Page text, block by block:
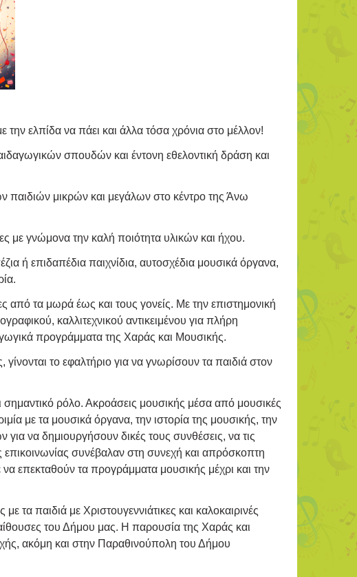
ελπίδα να πάει και άλλα τόσα χρόνια στο μέλλον!
σπουδών και έντονη εθελοντική δράση και
παιδιών μικρών και μεγάλων στο κέντρο της Άνω
με γνώμονα την καλή ποιότητα υλικών και ήχου.
ή επιδαπέδια παιχνίδια, αυτοσχέδια μουσικά όργανα,
από τα μωρά έως και τους γονείς. Με την επιστημονική
καλλιτεχνικού αντικειμένου για πλήρη
προγράμματα της Χαράς και Μουσικής.
το εφαλτήριο για να γνωρίσουν τα παιδιά στον
ρόλο. Ακροάσεις μουσικής μέσα από μουσικές
με τα μουσικά όργανα, την ιστορία της μουσικής, την
για να δημιουργήσουν δικές τους συνθέσεις, να τις
επικοινωνίας συνέβαλαν στη συνεχή και απρόσκοπτη
επεκταθούν τα προγράμματα μουσικής μέχρι και την
τα παιδιά με Χριστουγεννιάτικες και καλοκαιρινές
του Δήμου μας. Η παρουσία της Χαράς και
ακόμη και στην Παραθινούπολη του Δήμου